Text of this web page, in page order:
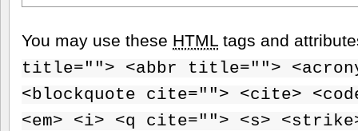
You may use these HTML tags and
title=""> <abbr title="">
<blockquote cite=""> <cite>
<em> <i> <q cite=""> <s>